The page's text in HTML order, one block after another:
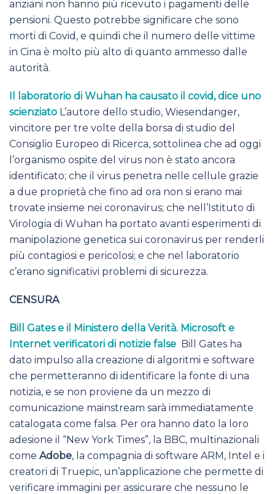
anziani non hanno più ricevuto i pagamenti delle
pensioni. Questo potrebbe significare che sono
morti di Covid, e quindi che il numero delle vittime
in Cina è molto più alto di quanto ammesso dalle
autorità.
Il laboratorio di Wuhan ha causato il covid, dice uno
scienziato L’autore dello studio, Wiesendanger,
vincitore per tre volte della borsa di studio del
Consiglio Europeo di Ricerca, sottolinea che ad oggi
l’organismo ospite del virus non è stato ancora
identificato; che il virus penetra nelle cellule grazie
a due proprietà che fino ad ora non si erano mai
trovate insieme nei coronavirus; che nell’Istituto di
Virologia di Wuhan ha portato avanti esperimenti di
manipolazione genetica sui coronavirus per renderli
più contagiosi e pericolosi; e che nel laboratorio
c’erano significativi problemi di sicurezza.
CENSURA
Bill Gates e il Ministero della Verità. Microsoft e
Internet verificatori di notizie false Bill Gates ha
dato impulso alla creazione di algoritmi e software
che permetteranno di identificare la fonte di una
notizia, e se non proviene da un mezzo di
comunicazione mainstream sarà immediatamente
catalogata come falsa. Per ora hanno dato la loro
adesione il “New York Times”, la BBC, multinazionali
come Adobe, la compagnia di software ARM, Intel e i
creatori di Truepic, un’applicazione che permette di
verificare immagini per assicurare che nessuno le